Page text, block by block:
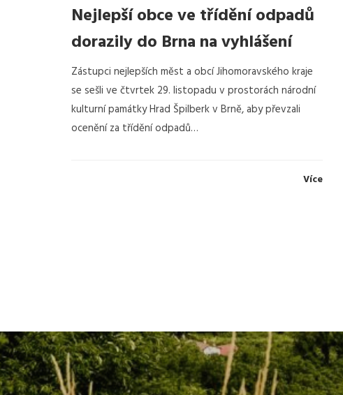
Nejlepší obce ve třídění odpadů
dorazily do Brna na vyhlášení
Zástupci nejlepších měst a obcí Jihomoravského kraje
se sešli ve čtvrtek 29. listopadu v prostorách národní
kulturní památky Hrad Špilberk v Brně, aby převzali
ocenění za třídění odpadů…
Více